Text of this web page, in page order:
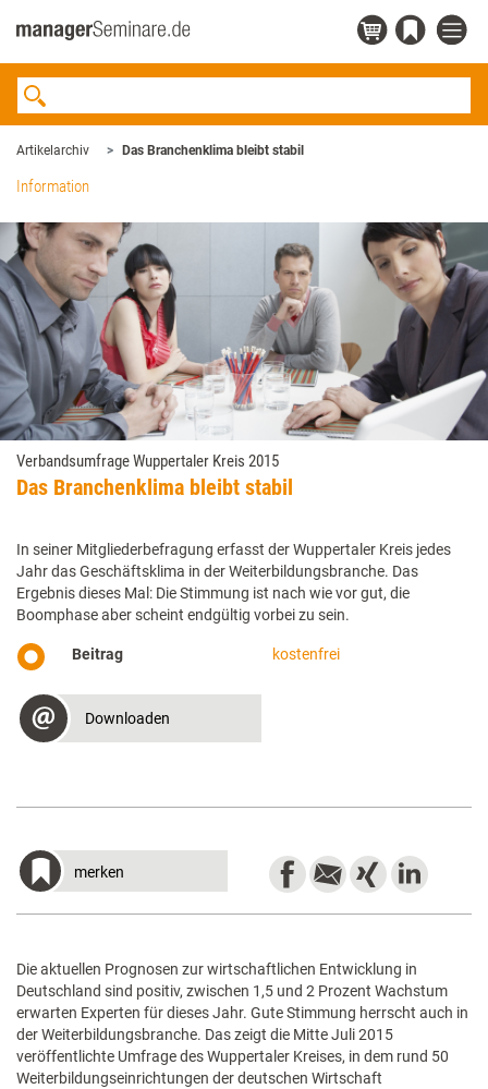
Artikelarchiv Das Branchenklima bleibt stabil
Information
Verbandsumfrage Wuppertaler Kreis 2015
Das Branchenklima bleibt stabil
In seiner Mitgliederbefragung erfasst der Wuppertaler Kreis jedes
Jahr das Geschäftsklima in der Weiterbildungsbranche. Das
Ergebnis dieses Mal: Die Stimmung ist nach wie vor gut, die
Boomphase aber scheint endgültig vorbei zu sein.
Beitrag kostenfrei
Downloaden
merken
Die aktuellen Prognosen zur wirtschaftlichen Entwicklung in
Deutschland sind positiv, zwischen 1,5 und 2 Prozent Wachstum
erwarten Experten für dieses Jahr. Gute Stimmung herrscht auch in
der Weiterbildungsbranche. Das zeigt die Mitte Juli 2015
veröffentlichte Umfrage des Wuppertaler Kreises, in dem rund 50
Weiterbildungseinrichtungen der deutschen Wirtschaft